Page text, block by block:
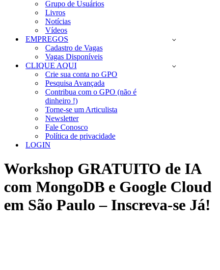
Grupo de Usuários
Livros
Notícias
Vídeos
EMPREGOS
Cadastro de Vagas
Vagas Disponíveis
CLIQUE AQUI
Crie sua conta no GPO
Pesquisa Avançada
Contribua com o GPO (não é
dinheiro !)
Torne-se um Articulista
Newsletter
Fale Conosco
Política de privacidade
LOGIN
Workshop GRATUITO de IA
com MongoDB e Google Cloud
em São Paulo – Inscreva-se Já!